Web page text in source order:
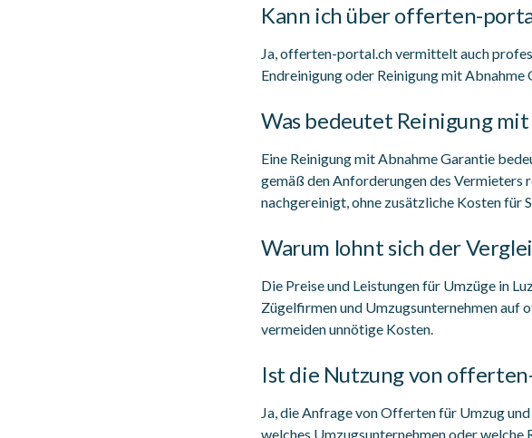
Kann ich über offerten-
Ja, offerten-portal.ch vermittelt auch
Endreinigung oder Reinigung mit
Was bedeutet Reinigung
Eine Reinigung mit Abnahme Garantie
gemäß den Anforderungen des Vermieters
nachgereinigt, ohne zusätzliche Kosten für
Warum lohnt sich der
Die Preise und Leistungen für Umzüge in
Zügelfirmen und Umzugsunternehmen auf
vermeiden unnötige Kosten.
Ist die Nutzung von
Ja, die Anfrage von Offerten für Umzug
welches Umzugsunternehmen oder welche